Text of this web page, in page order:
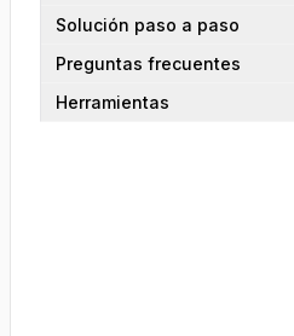
Solución paso a paso
Preguntas frecuentes
Herramientas